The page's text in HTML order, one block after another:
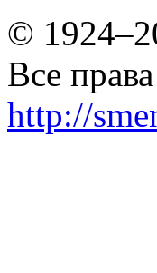
©
Все
http://